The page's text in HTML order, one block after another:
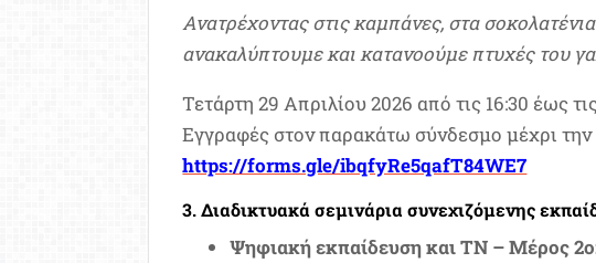
Ανατρέχοντας στις καμπάνες, στα
ανακαλύπτουμε και κατανοούμε πτυχές του
Τετάρτη 29 Απριλίου 2026 από τις 16:30 έως
Εγγραφές στον παρακάτω σύνδεσμο μέχρι την
https://forms.gle/ibqfyRe5qafT84WE7
3. Διαδικτυακά σεμινάρια συνεχιζόμενης
Ψηφιακή εκπαίδευση και ΤΝ – Μέρος